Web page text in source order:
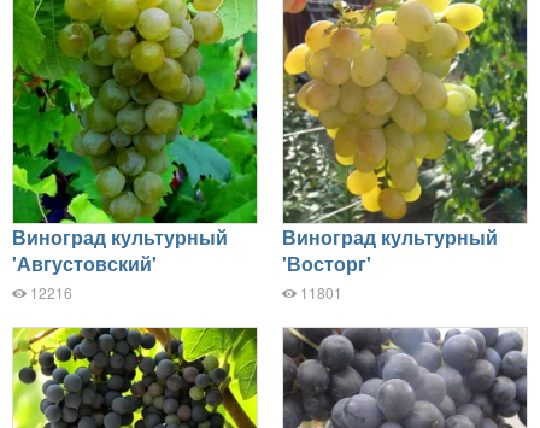
Виноград культурный
'Августовский'
12216
Виноград культурный
'Восторг'
11801